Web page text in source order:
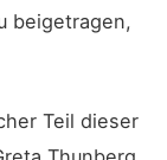
beigetragen,
Teil dieser